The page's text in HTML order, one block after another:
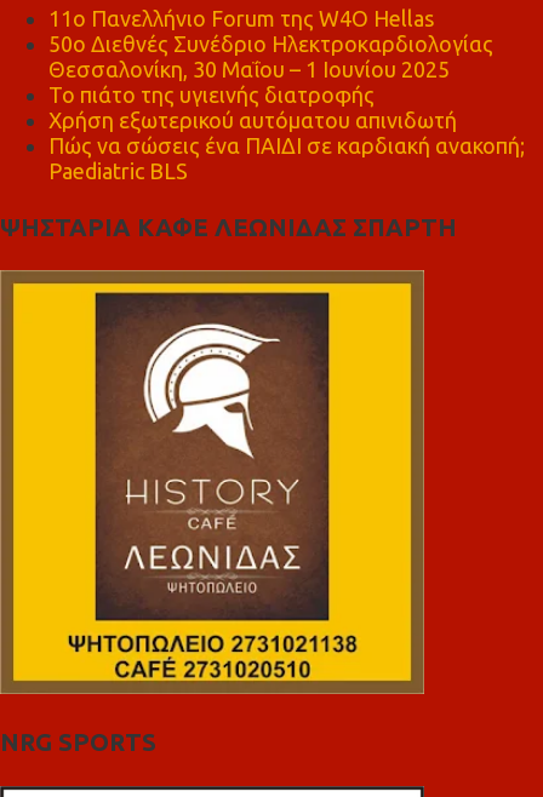
11ο Πανελλήνιο Forum της W4O Hellas
50ο Διεθνές Συνέδριο Ηλεκτροκαρδιολογίας
Θεσσαλονίκη, 30 Μαΐου – 1 Ιουνίου 2025
Το πιάτο της υγιεινής διατροφής
Χρήση εξωτερικού αυτόματου απινιδωτή
Πώς να σώσεις ένα ΠΑΙΔΙ σε καρδιακή ανακοπή;
Paediatric BLS
ΨΗΣΤΑΡΙΑ ΚΑΦΕ ΛΕΩΝΙΔΑΣ ΣΠΑΡΤΗ
NRG SPORTS